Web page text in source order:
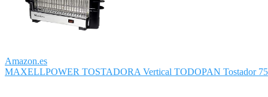
Amazon.es
MAXELLPOWER TOSTADORA Vertical TODOPAN Tostador